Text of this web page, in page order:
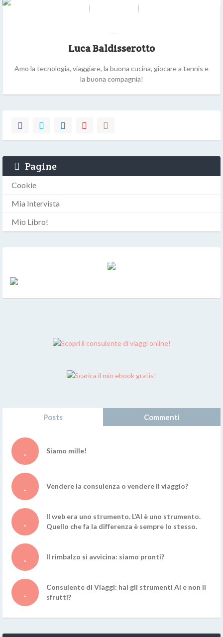
Luca Baldisserotto
Amo la tecnologia, viaggiare, la buona cucina, giocare a tennis e
la buona compagnia!
Pagine
Cookie
Mia Intervista
Mio Libro!
Posts Commenti
Siamo mille!
Vendere la consulenza o vendere il viaggio?
Il web era uno strumento. L’AI è uno strumento.
Quello che fa la differenza è sempre lo stesso.
Il rimbalzo si avvicina: siamo pronti?
Consulente di Viaggi: hai gli strumenti AI e non li
sfrutti?